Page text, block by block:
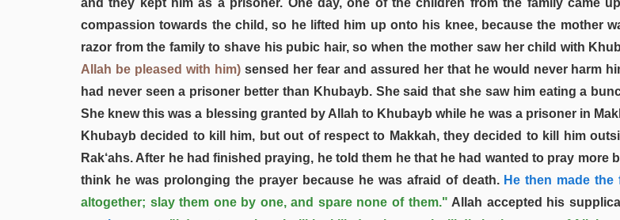
compassion towards the child, so he lifted him up onto his knee, because the mother
razor from the family to shave his pubic hair, so when the mother saw her child with
Allah be pleased with him)sensed her fear and assured her that he would never harm
had never seen a prisoner better than Khubayb. She said that she saw him eating a
She knew this was a blessing granted by Allah to Khubayb while he was a prisoner in
Khubayb decided to kill him, but out of respect to Makkah, they decided to kill him
Rak‘ahs. After he had finished praying, he told them he that he had wanted to pray
think he was prolonging the prayer because he was afraid of death.He then made the
altogether; slay them one by one, and spare none of them." Allah accepted his